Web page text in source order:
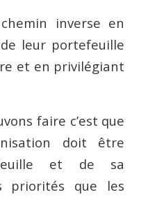
inverse en
leur portefeuille
et en privilégiant
faire c’est que
doit être
et de sa
priorités que les